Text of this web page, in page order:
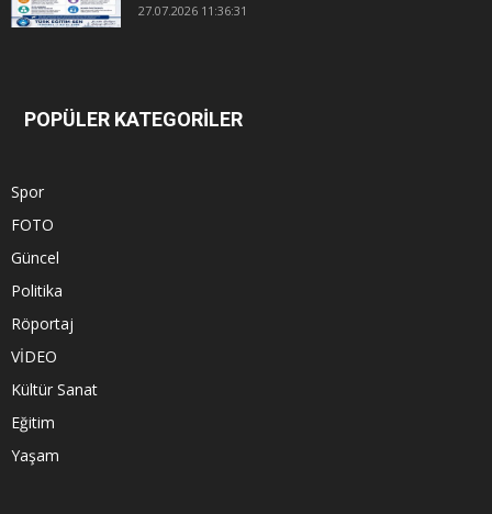
27.07.2026 11:36:31
POPÜLER KATEGORİLER
Spor
FOTO
Güncel
Politika
Röportaj
VİDEO
Kültür Sanat
Eğitim
Yaşam